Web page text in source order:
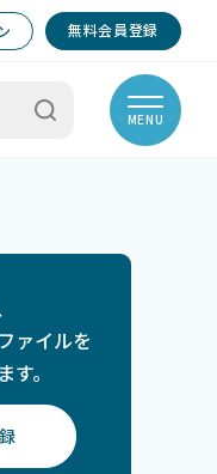
無料会員登録
MENU
ァイルを
。